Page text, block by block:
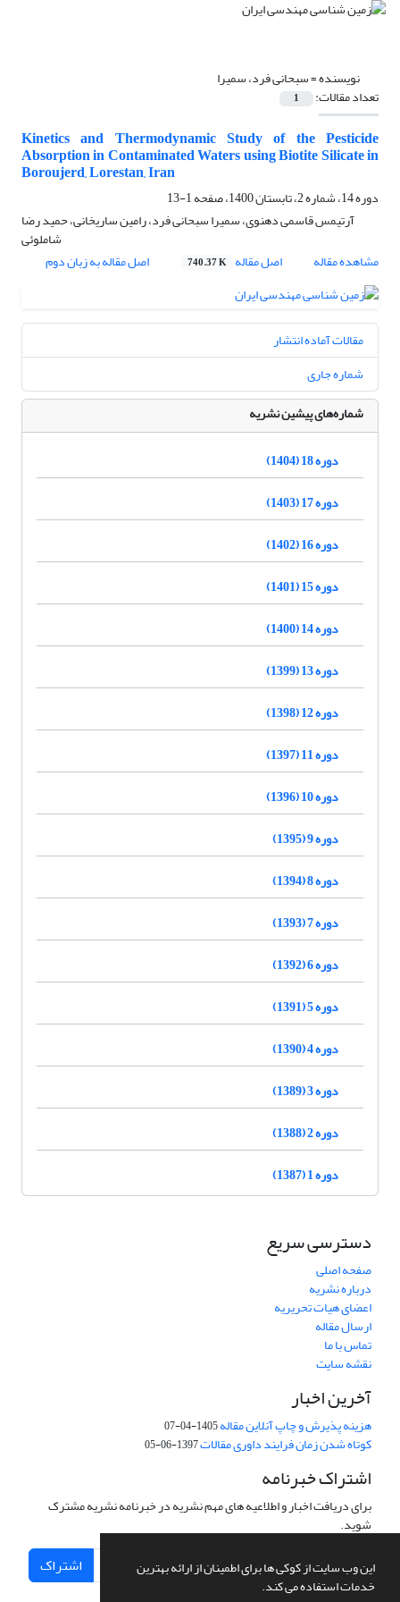
این وب سایت از کوکی ها برای اطمینان از ارائه بهترین
خدمات استفاده می کند.
نویسنده =سبحانی فرد، سمیرا
تعداد مقالات: 1
Kinetics and Thermodynamic Study of the Pesticide
Absorption in Contaminated Waters using Biotite Silicate in
Boroujerd, Lorestan, Iran
دوره 14، شماره 2، تابستان 1400، صفحه
1-13
آرتیمس قاسمی دهنوی، سمیرا سبحانی فرد، رامین ساریخانی، حمید رضا
شاملوئی
مشاهده مقاله
اصل مقاله 740.37 K اصل مقاله به زبان دوم
مقالات آماده انتشار
شماره جاری
شماره‌های پیشین نشریه
دوره 18 (1404)
دوره 17 (1403)
دوره 16 (1402)
دوره 15 (1401)
دوره 14 (1400)
دوره 13 (1399)
دوره 12 (1398)
دوره 11 (1397)
دوره 10 (1396)
دوره 9 (1395)
دوره 8 (1394)
دوره 7 (1393)
دوره 6 (1392)
دوره 5 (1391)
دوره 4 (1390)
دوره 3 (1389)
دوره 2 (1388)
دوره 1 (1387)
دسترسی سریع
صفحه اصلی
درباره نشریه
اعضای هیات تحریریه
ارسال مقاله
تماس با ما
نقشه سایت
آخرین اخبار
هزینه پذیرش و چاپ آنلاین مقاله1405-04-07
کوتاه شدن زمان فرایند داوری مقالات1397-06-05
اشتراک خبرنامه
برای دریافت اخبار و اطلاعیه های مهم نشریه در خبرنامه نشریه مشترک
شوید.
اشتراک